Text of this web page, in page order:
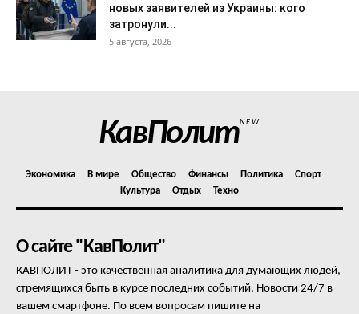
новых заявителей из Украины: кого
затронули...
5 августа, 2026
КавПолитNEW
Экономика В мире Общество Финансы Политика
Спорт
Культура
Отдых Техно
О сайте "КавПолит"
КАВПОЛИТ - это качественная аналитика для думающих людей,
стремящихся быть в курсе последних событий. Новости 24/7 в
вашем смартфоне. По всем вопросам пишите на